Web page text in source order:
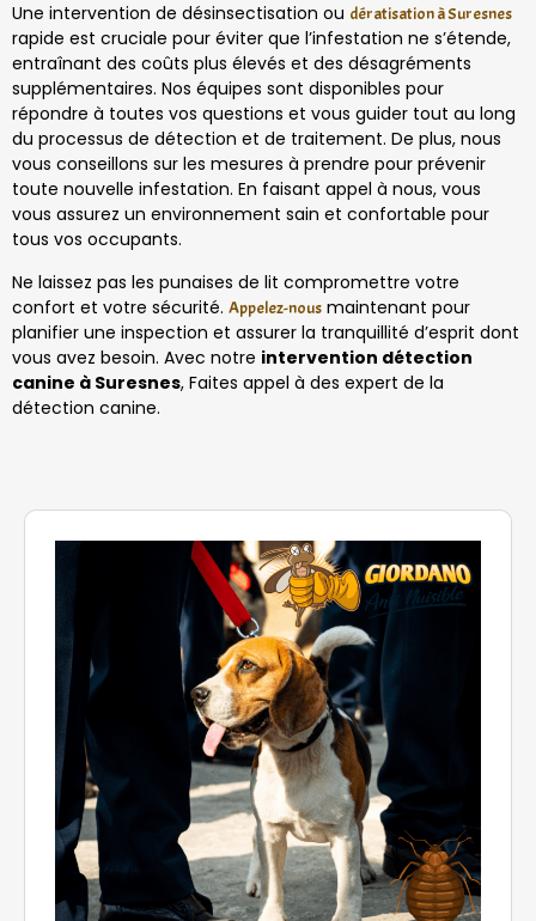
Une intervention de désinsectisation ou dératisation à Suresnes
rapide est cruciale pour éviter que l’infestation ne s’étende,
entraînant des coûts plus élevés et des désagréments
supplémentaires. Nos équipes sont disponibles pour
répondre à toutes vos questions et vous guider tout au long
du processus de détection et de traitement. De plus, nous
vous conseillons sur les mesures à prendre pour prévenir
toute nouvelle infestation. En faisant appel à nous, vous
vous assurez un environnement sain et confortable pour
tous vos occupants.
Ne laissez pas les punaises de lit compromettre votre
confort et votre sécurité. Appelez-nous maintenant pour
planifier une inspection et assurer la tranquillité d’esprit dont
vous avez besoin. Avec notre intervention détection
canine à Suresnes, Faites appel à des expert de la
détection canine.